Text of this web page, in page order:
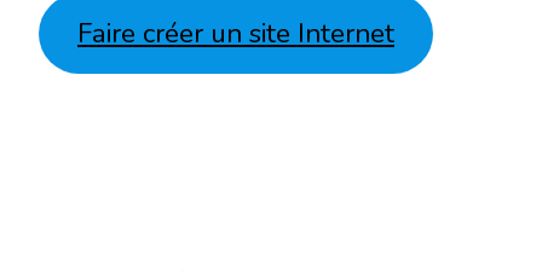
Faire créer un site Internet